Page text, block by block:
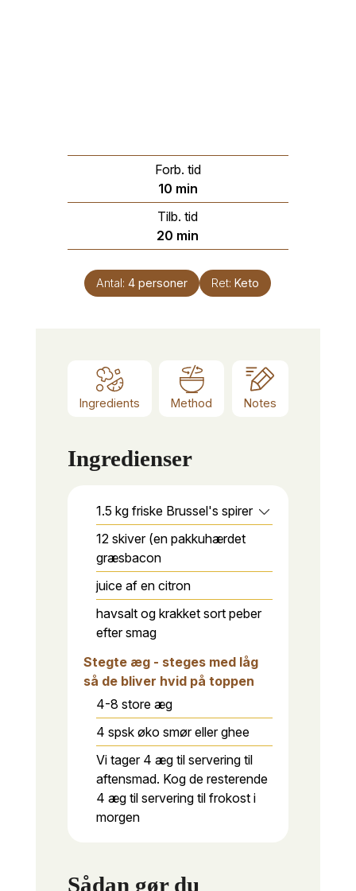
Forb. tid
10minutter
min
Tilb. tid
20 minutter
min
Antal:4 personer Ret:Keto
Ingredients Method Notes
Ingredienser
1.5 kg friske Brussel's spirer
12 skiver (en pakkuhærdet
græsbacon
juice af en citron
havsalt og krakket sort peber
efter smag
Stegte æg - steges med låg
så de bliver hvid på toppen
4-8 store æg
4 spsk øko smør eller ghee
Vi tager 4 æg til servering til
aftensmad. Kog de resterende
4 æg til servering til frokost i
morgen
Sådan gør du